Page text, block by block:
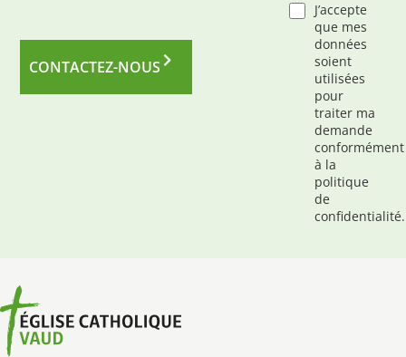
CONTACTEZ-NOUS
J’accepte
que mes
données
soient
utilisées
pour
traiter ma
demande
conformément
à la
politique
de
confidentialité.